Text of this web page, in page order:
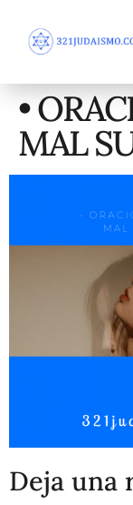
•
MAL
Deja una